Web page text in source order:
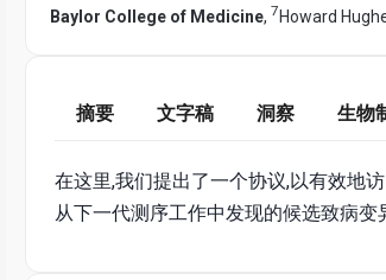
Baylor College of Medicine, 7 Howard
摘要 文字稿 洞察 生物
在这里,我们提出了一个协议,以有效地
从下一代测序工作中发现的候选致病变